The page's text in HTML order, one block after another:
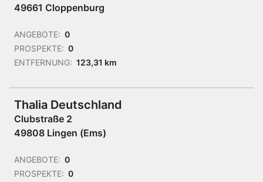
49661 Cloppenburg
ANGEBOTE: 0
PROSPEKTE: 0
ENTFERNUNG: 123,31 km
Thalia Deutschland
Clubstraße 2
49808 Lingen (Ems)
ANGEBOTE: 0
PROSPEKTE: 0